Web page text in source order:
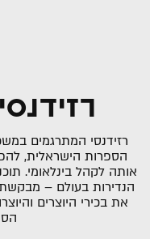
רזידנסי המתרגמים
הספרות הישראלית,
אותה לקהל בינלאומי.
הנדירות בעולם – מבקשת
את בכירי היוצרים